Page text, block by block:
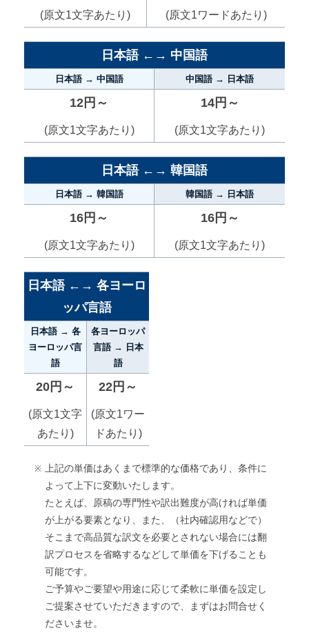
(原文1文字あたり) (原文1ワードあたり)
日本語 ←→ 中国語
日本語 → 中国語 中国語 → 日本語
12円～
(原文1文字あたり)
14円～
(原文1文字あたり)
日本語 ←→ 韓国語
日本語 → 韓国語 韓国語 → 日本語
16円～
(原文1文字あたり)
16円～
(原文1文字あたり)
日本語 ←→ 各ヨーロ
ッパ言語
日本語 → 各
ヨーロッパ言
語
各ヨーロッパ
言語 → 日本
語
20円～
(原文1文字
あたり)
22円～
(原文1ワー
ドあたり)
上記の単価はあくまで標準的な価格であり、条件に
よって上下に変動いたします。
たとえば、原稿の専門性や訳出難度が高ければ単価
が上がる要素となり、また、（社内確認用などで）
そこまで高品質な訳文を必要とされない場合には翻
訳プロセスを省略するなどして単価を下げることも
可能です。
ご予算やご要望や用途に応じて柔軟に単価を設定し
ご提案させていただきますので、まずはお問合せく
ださいませ。